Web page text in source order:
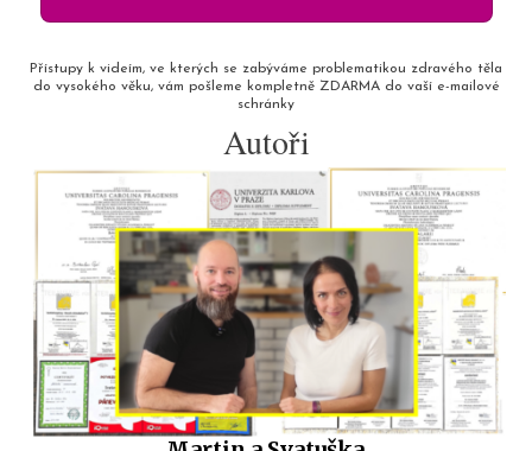
Přístupy k videím, ve kterých se zabýváme problematikou zdravého těla
do vysokého věku, vám pošleme kompletně ZDARMA do vaší e-mailové
schránky
Autoři